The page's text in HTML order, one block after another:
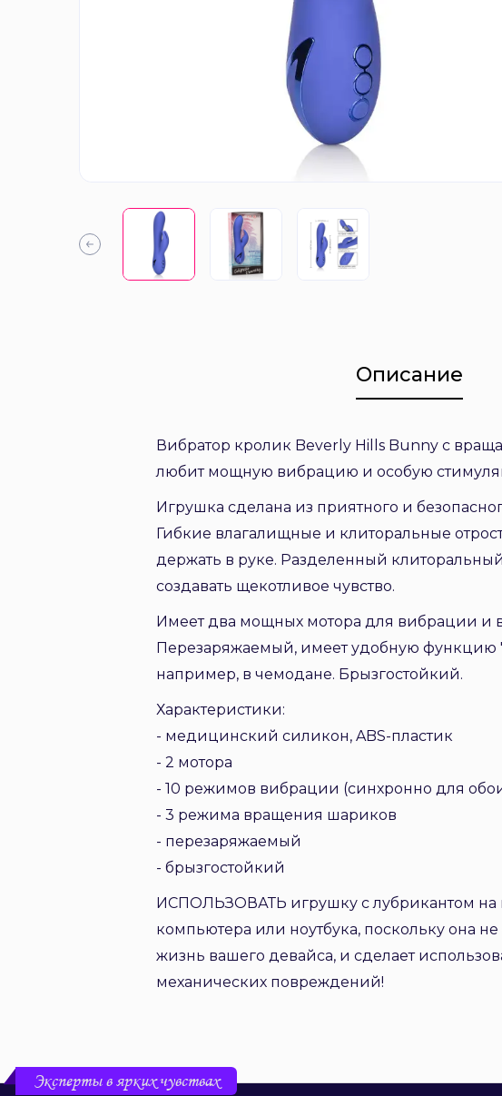
Описание
Вибратор кролик Beverly Hills Bunny с
любит мощную вибрацию и особую
Игрушка сделана из приятного и
Гибкие влагалищные и клиторальные
держать в руке. Разделенный
создавать щекотливое чувство.
Имеет два мощных мотора для вибрации и
Перезаряжаемый, имеет удобную
например, в чемодане. Брызгостойкий.
Характеристики:
- медицинский силикон, ABS-пластик
- 2 мотора
- 10 режимов вибрации (синхронно для
- 3 режима вращения шариков
- перезаряжаемый
- брызгостойкий
ИСПОЛЬЗОВАТЬ игрушку с лубрикантом на
компьютера или ноутбука, поскольку она
жизнь вашего девайса, и сделает
механических повреждений!
Эксперты в ярких чувствах